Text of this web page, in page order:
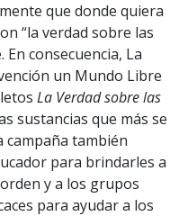
que donde quiera
“la verdad sobre las
consecuencia, La
un Mundo Libre
La Verdad sobre las
sustancias que más se
campaña también
para brindarles a
y a los grupos
para ayudar a los